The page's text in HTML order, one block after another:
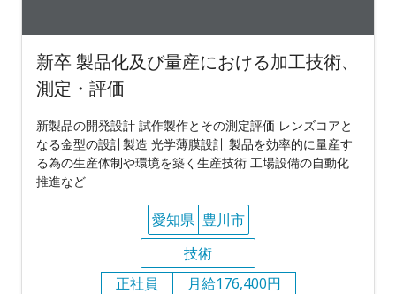
新卒 製品化及び量産における加工技術、
測定・評価
新製品の開発設計 試作製作とその測定評価 レンズコアと
なる金型の設計製造 光学薄膜設計 製品を効率的に量産す
る為の生産体制や環境を築く生産技術 工場設備の自動化
推進など
愛知県 豊川市
技術
正社員
月給176,400円